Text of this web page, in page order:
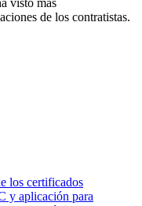
visto más
de los contratistas.
los certificados
y aplicación para